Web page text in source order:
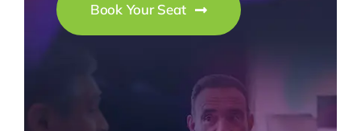
Book Your Seat